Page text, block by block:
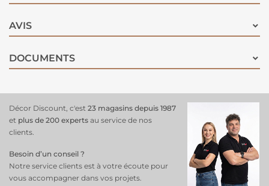
AVIS
DOCUMENTS
Décor Discount, c'est 23 magasins depuis 1987
et plus de 200 experts au service de nos
clients.
Besoin d’un conseil ?
Notre service clients est à votre écoute pour
vous accompagner dans vos projets.